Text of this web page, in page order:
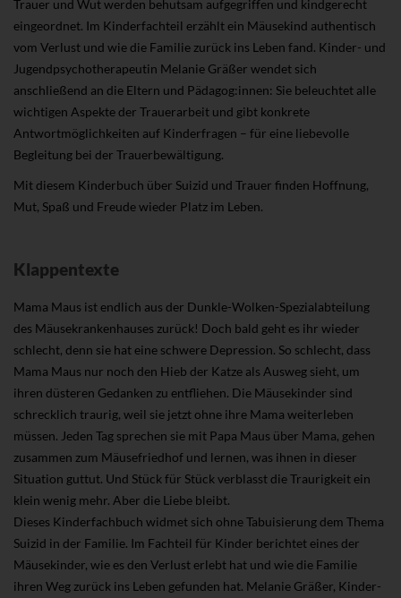
Trauer und Wut werden behutsam aufgegriffen und kindgerecht
eingeordnet. Im Kinderfachteil erzählt ein Mäusekind authentisch
vom Verlust und wie die Familie zurück ins Leben fand. Kinder- und
Jugendpsychotherapeutin Melanie Gräßer wendet sich
anschließend an die Eltern und Pädagog:innen: Sie beleuchtet alle
wichtigen Aspekte der Trauerarbeit und gibt konkrete
Antwortmöglichkeiten auf Kinderfragen – für eine liebevolle
Begleitung bei der Trauerbewältigung.
Mit diesem Kinderbuch über Suizid und Trauer finden Hoffnung,
Mut, Spaß und Freude wieder Platz im Leben.
Klappentexte
Mama Maus ist endlich aus der Dunkle-Wolken-Spezialabteilung
des Mäusekrankenhauses zurück! Doch bald geht es ihr wieder
schlecht, denn sie hat eine schwere Depression. So schlecht, dass
Mama Maus nur noch den Hieb der Katze als Ausweg sieht, um
ihren düsteren Gedanken zu entfliehen. Die Mäusekinder sind
schrecklich traurig, weil sie jetzt ohne ihre Mama weiterleben
müssen. Jeden Tag sprechen sie mit Papa Maus über Mama, gehen
zusammen zum Mäusefriedhof und lernen, was ihnen in dieser
Situation guttut. Und Stück für Stück verblasst die Traurigkeit ein
klein wenig mehr. Aber die Liebe bleibt.
Dieses Kinderfachbuch widmet sich ohne Tabuisierung dem Thema
Suizid in der Familie. Im Fachteil für Kinder berichtet eines der
Mäusekinder, wie es den Verlust erlebt hat und wie die Familie
ihren Weg zurück ins Leben gefunden hat. Melanie Gräßer, Kinder-